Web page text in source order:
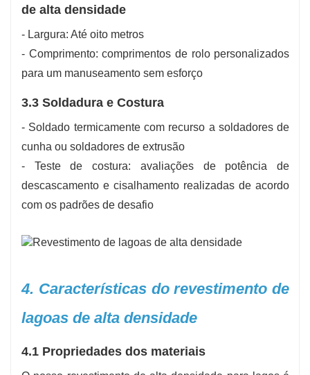
de alta densidade
- Largura: Até oito metros
- Comprimento: comprimentos de rolo personalizados
para um manuseamento sem esforço
3.3 Soldadura e Costura
- Soldado termicamente com recurso a soldadores de
cunha ou soldadores de extrusão
- Teste de costura: avaliações de potência de
descascamento e cisalhamento realizadas de acordo
com os padrões de desafio
4. Características do revestimento de
lagoas de alta densidade
4.1 Propriedades dos materiais